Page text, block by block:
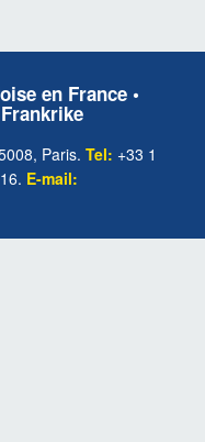
en France •
Paris. Tel: +33 1
E-mail: